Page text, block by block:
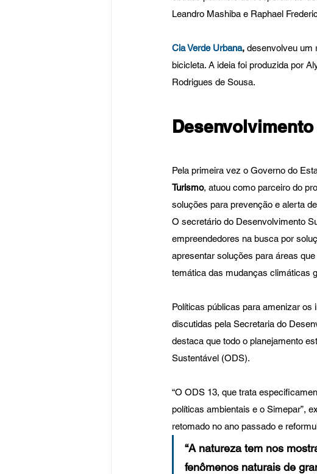
Leandro Mashiba e Raphael
Cia Verde Urbana, desenvolveu um
bicicleta. A ideia foi produzida por
Rodrigues de Sousa.
Pela primeira vez o Governo do
Turismo, atuou como parceiro do
soluções para prevenção e alerta
O secretário do Desenvolvimento
empreendedores na busca por
apresentar soluções para áreas
temática das mudanças climáticas
Políticas públicas para amenizar
discutidas pela Secretaria do
destaca que todo o planejamento
Sustentável (ODS).
“O ODS 13, que trata
políticas ambientais e o Simepar”,
retomado no ano passado e
“A natureza tem nos
fenômenos naturais de